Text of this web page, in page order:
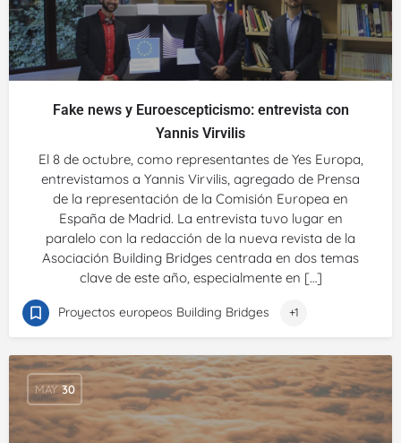
Fake news y Euroescepticismo: entrevista con
Yannis Virvilis
El 8 de octubre, como representantes de Yes Europa,
entrevistamos a Yannis Virvilis, agregado de Prensa
de la representación de la Comisión Europea en
España de Madrid. La entrevista tuvo lugar en
paralelo con la redacción de la nueva revista de la
Asociación Building Bridges centrada en dos temas
clave de este año, especialmente en […]
Proyectos europeos Building Bridges +1
MAY 30